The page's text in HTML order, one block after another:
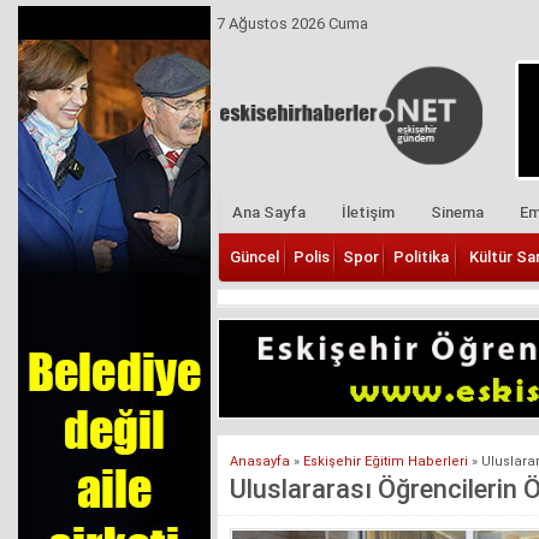
7 Ağustos 2026 Cuma
Ana Sayfa İletişim Sinema
Güncel Polis Spor Politika Kültür
Anasayfa » Eskişehir Eğitim Haberleri »
Uluslararası Öğrencilerin